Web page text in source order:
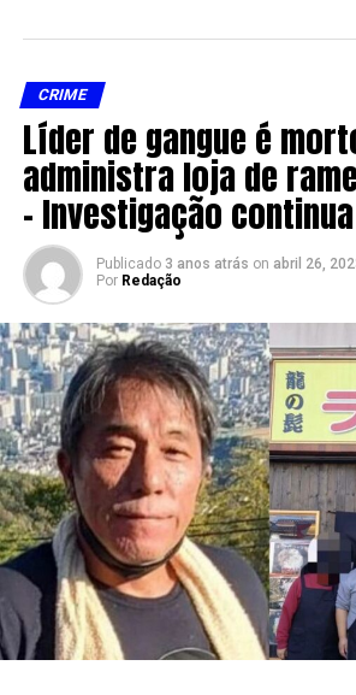
CRIME
Líder de gangue é
administra loja de
– Investigação continua
Publicado 3 anos atrás on abril 26,
Por Redação